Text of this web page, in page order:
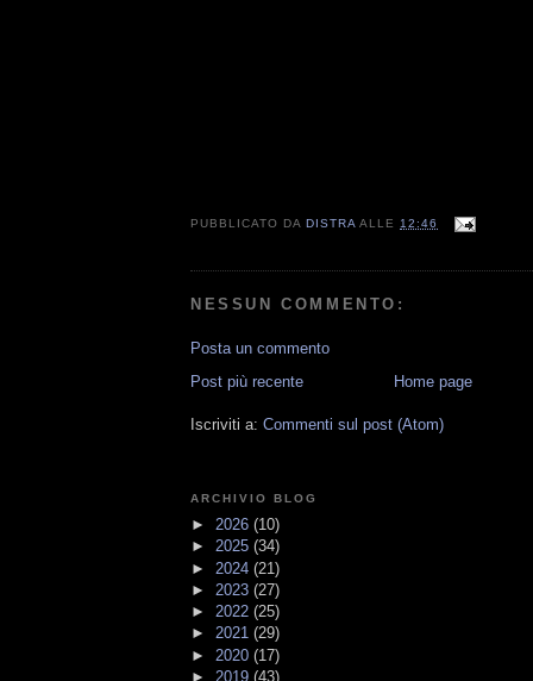
PUBBLICATO DA DISTRA ALLE12:46
NESSUN COMMENTO:
Posta un commento
Post più recente
Home page
Iscriviti a: Commenti sul post (Atom)
ARCHIVIO BLOG
► 2026 (10)
► 2025 (34)
► 2024 (21)
► 2023 (27)
► 2022 (25)
► 2021 (29)
► 2020 (17)
► 2019 (43)